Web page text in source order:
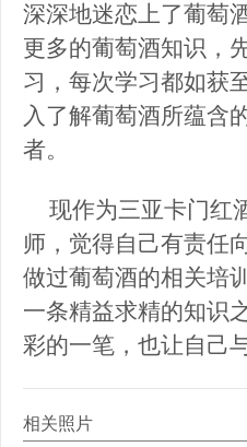
深深地迷恋上了葡萄
更多的葡萄酒知识，
习，每次学习都如获
入了解葡萄酒所蕴含
者。
现作为三亚卡门红
师，觉得自己有责任
做过葡萄酒的相关培
一条精益求精的知识
彩的一笔，也让自己
相关照片